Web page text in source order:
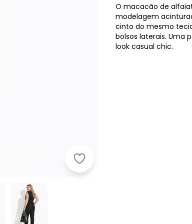
Quintess - Macacão Preto
O macacão de
modelagem
cinto do mesmo
bolsos laterais. Uma
look casual chic.